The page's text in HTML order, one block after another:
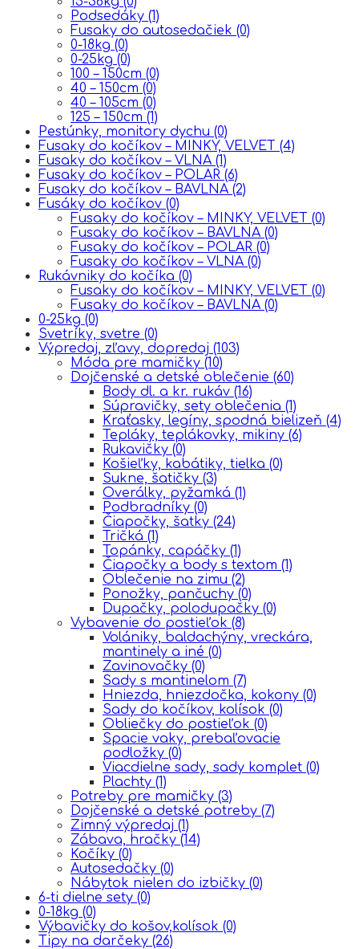
Podsedáky (1)
Fusaky do autosedačiek (0)
0-18kg (0)
0-25kg (0)
100 – 150cm (0)
40 – 150cm (0)
40 – 105cm (0)
125 – 150cm (1)
Pestúnky, monitory dychu (0)
Fusaky do kočíkov – MINKY, VELVET (4)
Fusaky do kočíkov – VLNA (1)
Fusaky do kočíkov – POLAR (6)
Fusaky do kočíkov – BAVLNA (2)
Fusáky do kočíkov (0)
Fusaky do kočíkov – MINKY, VELVET (0)
Fusaky do kočíkov – BAVLNA (0)
Fusaky do kočíkov – POLAR (0)
Fusaky do kočíkov – VLNA (0)
Rukávniky do kočíka (0)
Fusaky do kočíkov – MINKY, VELVET (0)
Fusaky do kočíkov – BAVLNA (0)
0-25kg (0)
Svetríky, svetre (0)
Výpredaj, zľavy, dopredaj (103)
Móda pre mamičky (10)
Dojčenské a detské oblečenie (60)
Body dl. a kr. rukáv (16)
Súpravičky, sety oblečenia (1)
Kraťasky, legíny, spodná bielizeň (4)
Tepláky, teplákovky, mikiny (6)
Rukavičky (0)
Košieľky, kabátiky, tielka (0)
Sukne, šatičky (3)
Overálky, pyžamká (1)
Podbradníky (0)
Čiapočky, šatky (24)
Tričká (1)
Topánky, capáčky (1)
Čiapočky a body s textom (1)
Oblečenie na zimu (2)
Ponožky, pančuchy (0)
Dupačky, polodupačky (0)
Vybavenie do postieľok (8)
Volániky, baldachýny, vreckára,
mantinely a iné (0)
Zavinovačky (0)
Sady s mantinelom (7)
Hniezda, hniezdočka, kokony (0)
Sady do kočíkov, kolísok (0)
Obliečky do postieľok (0)
Spacie vaky, prebaľovacie
podložky (0)
Viacdielne sady, sady komplet (0)
Plachty (1)
Potreby pre mamičky (3)
Dojčenské a detské potreby (7)
Zimný výpredaj (1)
Zábava, hračky (14)
Kočíky (0)
Autosedačky (0)
Nábytok nielen do izbičky (0)
6-ti dielne sety (0)
0-18kg (0)
Výbavičky do košov,kolísok (0)
Tipy na darčeky (26)